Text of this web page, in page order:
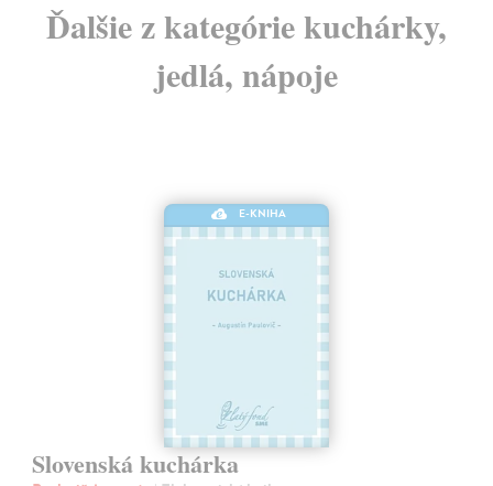
Ďalšie z kategórie kuchárky,
jedlá, nápoje
E-KNIHA
Slovenská kuchárka